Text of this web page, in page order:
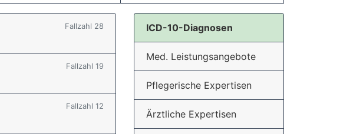
Fallzahl 28
Fallzahl 19
Fallzahl 12
ICD-10-Diagnosen
Med. Leistungsangebote
Pflegerische Expertisen
Ärztliche Expertisen